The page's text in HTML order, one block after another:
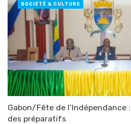
Gabon/Fête de l’Indépendance :
des préparatifs
SOCIÉTÉ & CULTURE